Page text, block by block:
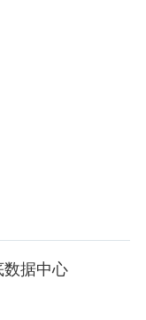
数据中心